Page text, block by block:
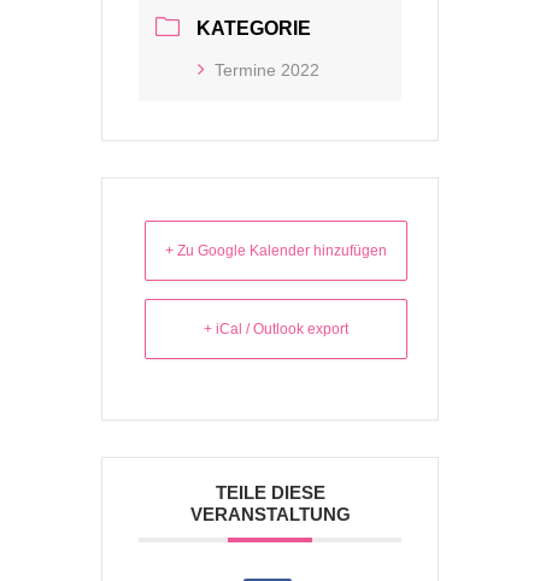
KATEGORIE
Termine 2022
+ Zu Google Kalender hinzufügen
+ iCal / Outlook export
TEILE DIESE
VERANSTALTUNG